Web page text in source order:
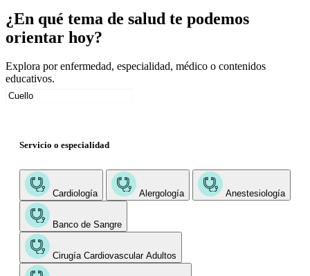
¿En qué tema de salud te podemos
orientar hoy?
Explora por enfermedad, especialidad, médico o contenidos
educativos.
Servicio o especialidad
Cardiología Alergología Anestesiología
Banco de Sangre
Cirugía Cardiovascular Adultos